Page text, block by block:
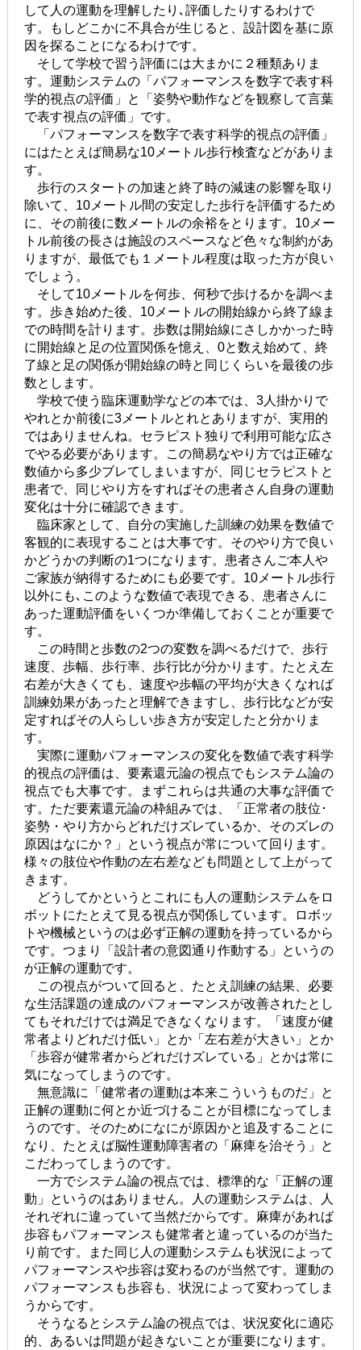
して人の運動を理解したり､評価したりするわけで
す。もしどこかに不具合が生じると、設計図を基に原
因を探ることになるわけです。
そして学校で習う評価には大まかに２種類ありま
す。運動システムの「パフォーマンスを数字で表す科
学的視点の評価」と「姿勢や動作などを観察して言葉
で表す視点の評価」です。
「パフォーマンスを数字で表す科学的視点の評価」
にはたとえば簡易な10メートル歩行検査などがありま
す。
歩行のスタートの加速と終了時の減速の影響を取り
除いて、10メートル間の安定した歩行を評価するため
に、その前後に数メートルの余裕をとります。10メー
トル前後の長さは施設のスペースなど色々な制約があ
りますが、最低でも１メートル程度は取った方が良い
でしょう。
そして10メートルを何歩、何秒で歩けるかを調べま
す。歩き始めた後、10メートルの開始線から終了線ま
での時間を計ります。歩数は開始線にさしかかった時
に開始線と足の位置関係を憶え、0と数え始めて、終
了線と足の関係が開始線の時と同じくらいを最後の歩
数とします。
学校で使う臨床運動学などの本では、3人掛かりで
やれとか前後に3メートルとれとありますが、実用的
ではありませんね。セラピスト独りで利用可能な広さ
でやる必要があります。この簡易なやり方では正確な
数値から多少ブレてしまいますが、同じセラピストと
患者で、同じやり方をすればその患者さん自身の運動
変化は十分に確認できます。
臨床家として、自分の実施した訓練の効果を数値で
客観的に表現することは大事です。そのやり方で良い
かどうかの判断の1つになります。患者さんご本人や
ご家族が納得するためにも必要です。10メートル歩行
以外にも､このような数値で表現できる、患者さんに
あった運動評価をいくつか準備しておくことが重要で
す。
この時間と歩数の2つの変数を調べるだけで、歩行
速度、歩幅、歩行率、歩行比が分かります。たとえ左
右差が大きくても、速度や歩幅の平均が大きくなれば
訓練効果があったと理解できますし、歩行比などが安
定すればその人らしい歩き方が安定したと分かりま
す。
実際に運動パフォーマンスの変化を数値で表す科学
的視点の評価は、要素還元論の視点でもシステム論の
視点でも大事です。まずこれらは共通の大事な評価で
す。ただ要素還元論の枠組みでは、「正常者の肢位･
姿勢・やり方からどれだけズレているか、そのズレの
原因はなにか？」という視点が常について回ります。
様々の肢位や作動の左右差なども問題として上がって
きます。
どうしてかというとこれにも人の運動システムをロ
ボットにたとえて見る視点が関係しています。ロボッ
トや機械というのは必ず正解の運動を持っているから
です。つまり「設計者の意図通り作動する」というの
が正解の運動です。
この視点がついて回ると、たとえ訓練の結果、必要
な生活課題の達成のパフォーマンスが改善されたとし
てもそれだけでは満足できなくなります。「速度が健
常者よりどれだけ低い」とか「左右差が大きい」とか
「歩容が健常者からどれだけズレている」とかは常に
気になってしまうのです。
無意識に「健常者の運動は本来こういうものだ」と
正解の運動に何とか近づけることが目標になってしま
うのです。そのためになにが原因かと追及することに
なり、たとえば脳性運動障害者の「麻痺を治そう」と
こだわってしまうのです。
一方でシステム論の視点では、標準的な「正解の運
動」というのはありません。人の運動システムは、人
それぞれに違っていて当然だからです。麻痺があれば
歩容もパフォーマンスも健常者と違っているのが当た
り前です。また同じ人の運動システムも状況によって
パフォーマンスや歩容は変わるのが当然です。運動の
パフォーマンスも歩容も、状況によって変わってしま
うからです。
そうなるとシステム論の視点では、状況変化に適応
的、あるいは問題が起きないことが重要になります。